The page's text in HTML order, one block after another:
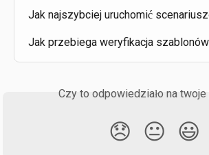
Jak najszybciej uruchomić
Jak przebiega weryfikacja
Czy to odpowiedziało na twoje
😞 😐 😃